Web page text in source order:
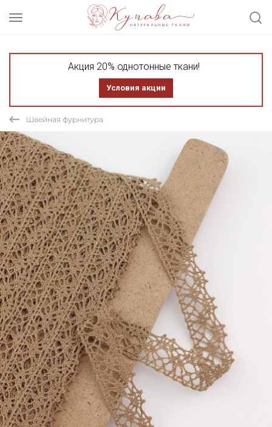
Акция 20% однотонные ткани!
Условия акции
Швейная фурнитура